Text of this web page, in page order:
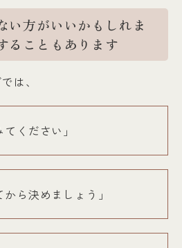
い方がいいかもしれま
ることもあります
は、
ください」
ら決めましょう」